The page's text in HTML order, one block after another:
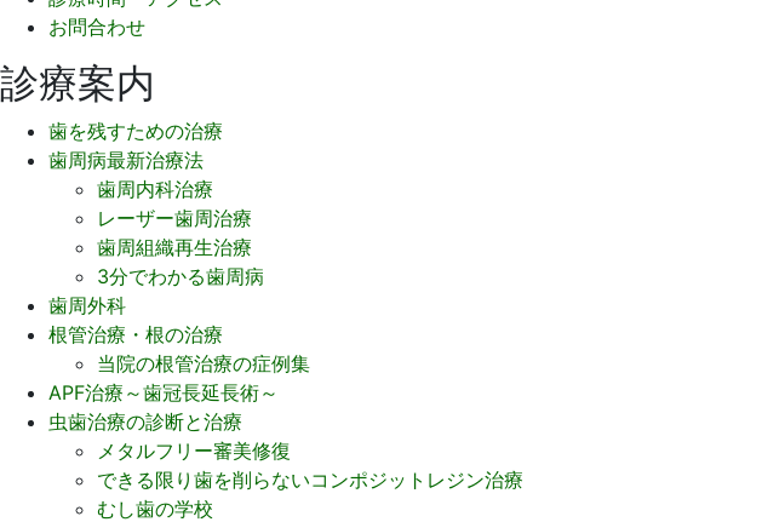
お問合わせ
診療案内
歯を残すための治療
歯周病最新治療法
歯周内科治療
レーザー歯周治療
歯周組織再生治療
3分でわかる歯周病
歯周外科
根管治療・根の治療
当院の根管治療の症例集
APF治療～歯冠長延長術～
虫歯治療の診断と治療
メタルフリー審美修復
できる限り歯を削らないコンポジットレジン治療
むし歯の学校